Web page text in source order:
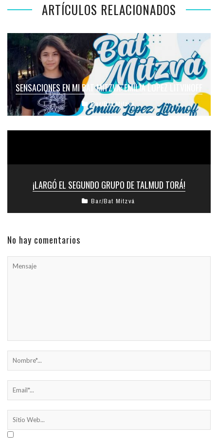
ARTÍCULOS RELACIONADOS
SENSACIONES EN MI BAT MITZVÁ: EMILIA LOPEZ LITVINOFF
Bar/Bat Mitzvá
¡LARGÓ EL SEGUNDO GRUPO DE TALMUD TORÁ!
Bar/Bat Mitzvá
No hay comentarios